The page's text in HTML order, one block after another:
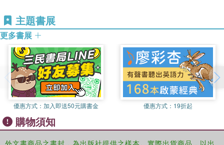
Labour continues to seek a reduction in poverty and
regional and local disparities. The book analyses the
changes that will result from further market domination
under the Sub-national Review but also the opportunities
that will arise for local economic development agents,
particularly those with a concern for social justice. It looks
specifically at regional and sub-regional strategy making;
partnership, networking and building institutional capacity;
local labour market policy and policy towards cities. An
additional feature of the book is that several authors draw
on international comparisons.
主題書展
更多書展
優惠方式： 加入即送50元購書金 優惠方式： 19折起
購物須知
外文書商品之書封，為出版社提供之樣本。實際出貨商品，以出